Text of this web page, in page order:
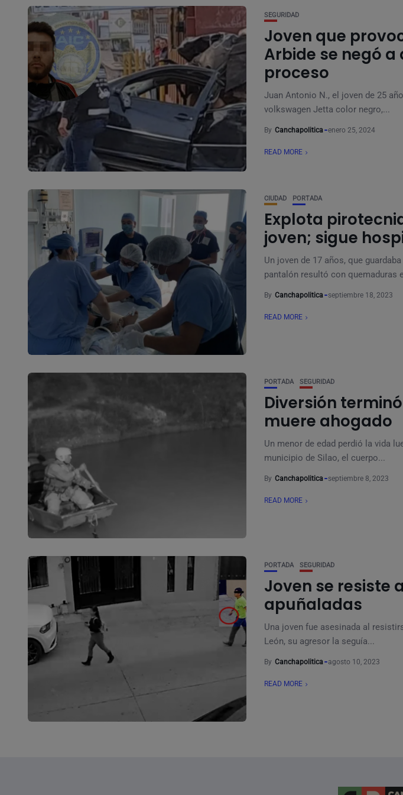
SEGURIDAD
Joven que
Arbide se negó
proceso
Juan Antonio N., el joven de 25
volkswagen Jetta color negro,...
By Canchapolitica enero 25, 2024
READ MORE
CIUDAD PORTADA
Explota
joven; sigue
Un joven de 17 años, que
pantalón resultó con quemaduras
By Canchapolitica septiembre 18, 2023
READ MORE
PORTADA SEGURIDAD
Diversión
muere ahogado
Un menor de edad perdió la vida
municipio de Silao, el cuerpo...
By Canchapolitica septiembre 8, 2023
READ MORE
PORTADA SEGURIDAD
Joven se resiste
apuñaladas
Una joven fue asesinada al
León, su agresor la seguía...
By Canchapolitica agosto 10, 2023
READ MORE